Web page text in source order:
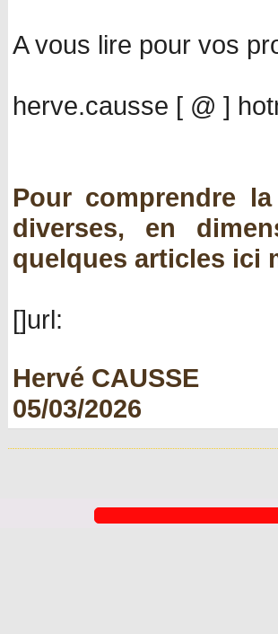
A vous lire pour vos
herve.causse [ @ ]
Pour comprendre
diverses, en
quelques articles ici
[]url:
Hervé CAUSSE
05/03/2026